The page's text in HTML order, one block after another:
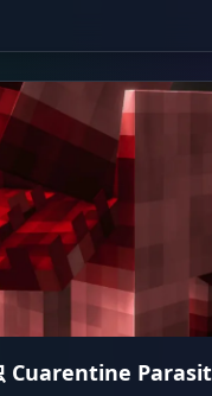
枪械等地面装备。
Cuarentine